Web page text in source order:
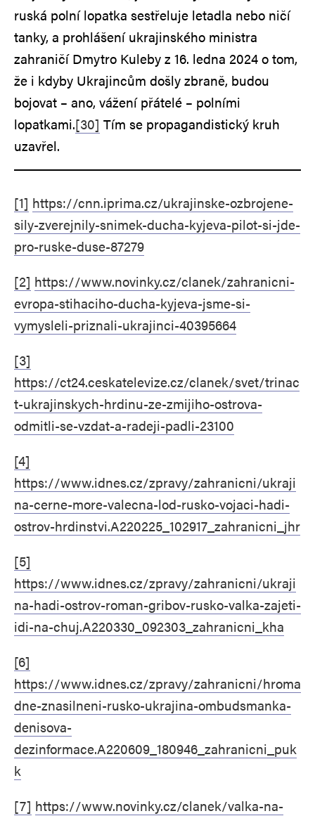
ruská polní lopatka sestřeluje letadla nebo ničí
tanky, a prohlášení ukrajinského ministra
zahraničí Dmytro Kuleby z 16. ledna 2024 o tom,
že i kdyby Ukrajincům došly zbraně, budou
bojovat – ano, vážení přátelé – polními
lopatkami.[30] Tím se propagandistický kruh
uzavřel.
[1] https://cnn.iprima.cz/ukrajinske-ozbrojene-
sily-zverejnily-snimek-ducha-kyjeva-pilot-si-jde-
pro-ruske-duse-87279
[2] https://www.novinky.cz/clanek/zahranicni-
evropa-stihaciho-ducha-kyjeva-jsme-si-
vymysleli-priznali-ukrajinci-40395664
[3]
https://ct24.ceskatelevize.cz/clanek/svet/trinac
t-ukrajinskych-hrdinu-ze-zmijiho-ostrova-
odmitli-se-vzdat-a-radeji-padli-23100
[4]
https://www.idnes.cz/zpravy/zahranicni/ukraji
na-cerne-more-valecna-lod-rusko-vojaci-hadi-
ostrov-hrdinstvi.A220225_102917_zahranicni_jhr
[5]
https://www.idnes.cz/zpravy/zahranicni/ukraji
na-hadi-ostrov-roman-gribov-rusko-valka-zajeti-
idi-na-chuj.A220330_092303_zahranicni_kha
[6]
https://www.idnes.cz/zpravy/zahranicni/hroma
dne-znasilneni-rusko-ukrajina-ombudsmanka-
denisova-
dezinformace.A220609_180946_zahranicni_puk
k
[7] https://www.novinky.cz/clanek/valka-na-